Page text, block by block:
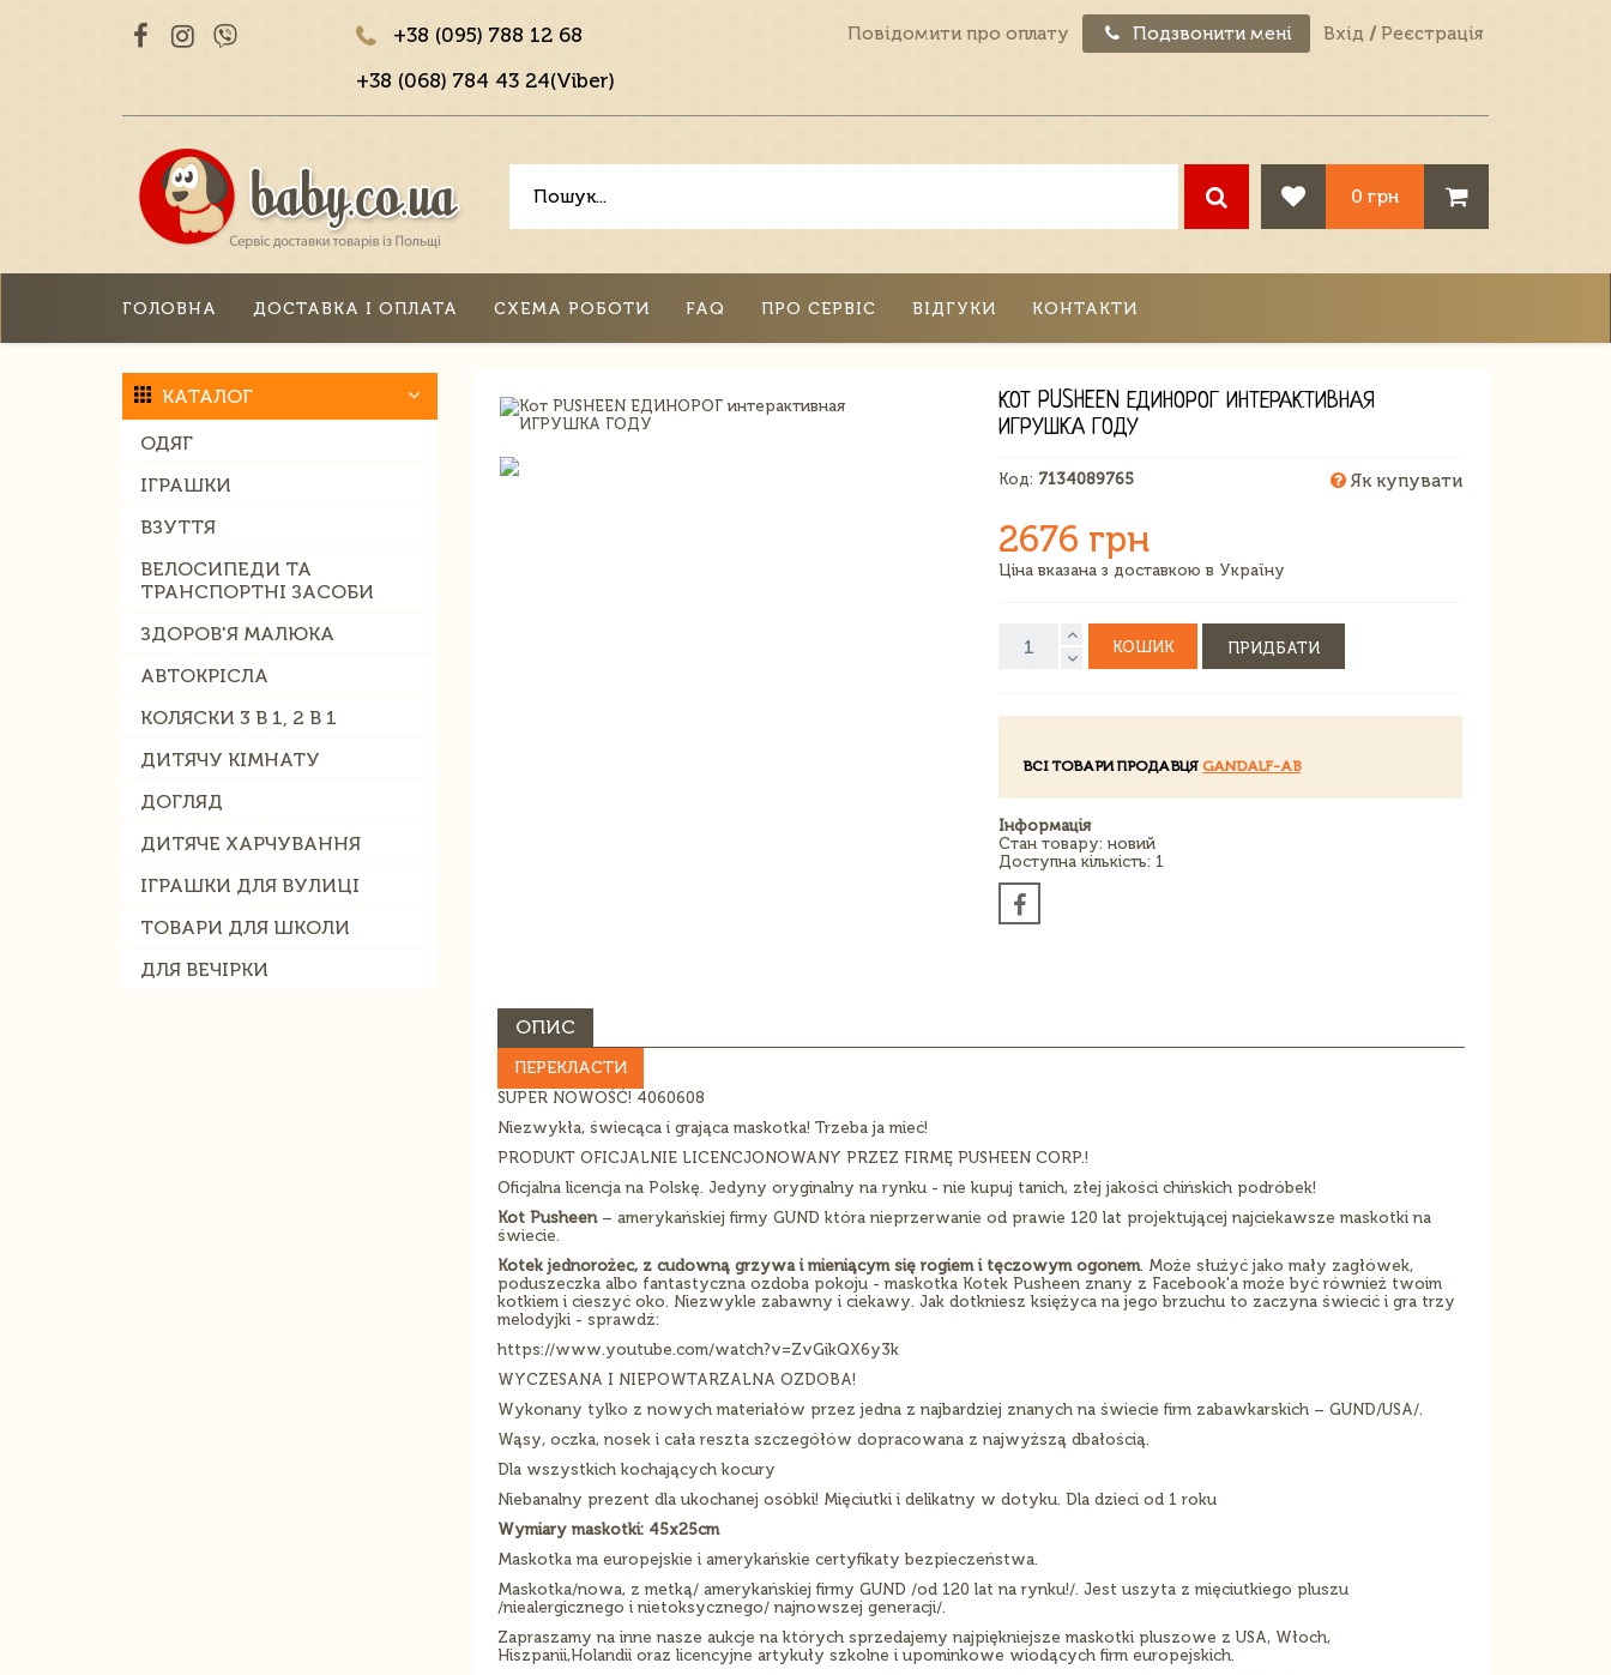
+38 (095) 788 12 68
+38 (068) 784 43 24(Viber)
Повідомити про оплату Подзвонити мені Вхід / Реєстрація
0 грн
ГОЛОВНА ДОСТАВКА І ОПЛАТА СХЕМА РОБОТИ FAQ ПРО СЕРВІС ВІДГУКИ КОНТАКТИ
КАТАЛОГ
ОДЯГ
ІГРАШКИ
ВЗУТТЯ
ВЕЛОСИПЕДИ ТА
ТРАНСПОРТНІ ЗАСОБИ
ЗДОРОВ'Я МАЛЮКА
АВТОКРІСЛА
КОЛЯСКИ 3 В 1, 2 В 1
ДИТЯЧУ КІМНАТУ
ДОГЛЯД
ДИТЯЧЕ ХАРЧУВАННЯ
ІГРАШКИ ДЛЯ ВУЛИЦІ
ТОВАРИ ДЛЯ ШКОЛИ
ДЛЯ ВЕЧІРКИ
КОТ PUSHEEN ЕДИНОРОГ ИНТЕРАКТИВНАЯ
ИГРУШКА ГОДУ
Код: 7134089765 Як купувати
2676 грн
Ціна вказана з доставкою в Україну
КОШИК ПРИДБАТИ
ВСІ ТОВАРИ ПРОДАВЦЯGANDALF-AB
Інформація
Стан товару: новий
Доступна кількість: 1
ОПИС
ПЕРЕКЛАСТИ
SUPER NOWOŚĆ! 4060608
Niezwykła, świecąca i grająca maskotka! Trzeba ja mieć!
PRODUKT OFICJALNIE LICENCJONOWANY PRZEZ FIRMĘ PUSHEEN CORP.!
Oficjalna licencja na Polskę. Jedyny oryginalny na rynku - nie kupuj tanich, złej jakości chińskich podróbek!
Kot Pusheen– amerykańskiej firmy GUND która nieprzerwanie od prawie 120 lat projektującej najciekawsze maskotki na
świecie.
Kotek jednorożec, z cudowną grzywa i mieniącym się rogiem i tęczowym ogonem. Może służyć jako mały zagłówek,
poduszeczka albo fantastyczna ozdoba pokoju - maskotka Kotek Pusheen znany z Facebook'a może być również twoim
kotkiem i cieszyć oko. Niezwykle zabawny i ciekawy. Jak dotkniesz księżyca na jego brzuchu to zaczyna świecić i gra trzy
melodyjki - sprawdź:
https://www.youtube.com/watch?v=ZvGikQX6y3k
WYCZESANA I NIEPOWTARZALNA OZDOBA!
Wykonany tylko z nowych materiałów przez jedna z najbardziej znanych na świecie firm zabawkarskich – GUND/USA/.
Wąsy, oczka, nosek i cała reszta szczegółów dopracowana z najwyższą dbałością.
Dla wszystkich kochających kocury
Niebanalny prezent dla ukochanej osóbki! Mięciutki i delikatny w dotyku. Dla dzieci od 1 roku
Wymiary maskotki: 45x25cm
Maskotka ma europejskie i amerykańskie certyfikaty bezpieczeństwa.
Maskotka/nowa, z metką/ amerykańskiej firmy GUND /od 120 lat na rynku!/. Jest uszyta z mięciutkiego pluszu
/niealergicznego i nietoksycznego/ najnowszej generacji/.
Zapraszamy na inne nasze aukcje na których sprzedajemy najpiękniejsze maskotki pluszowe z USA, Włoch,
Hiszpanii,Holandii oraz licencyjne artykuły szkolne i upominkowe wiodących firm europejskich.